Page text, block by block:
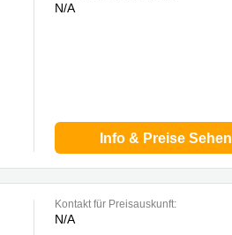
N/A
Info & Preise Sehen
Kontakt für Preisauskunft:
N/A